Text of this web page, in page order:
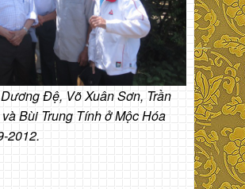
Đệ, Võ Xuân Sơn, Trần
Bùi Trung Tính ở Mộc Hóa
2012.